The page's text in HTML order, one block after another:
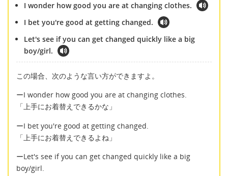
I wonder how good you are at changing clothes.
I bet you're good at getting changed.
Let's see if you can get changed quickly like a big
boy/girl.
この場合、次のような言い方ができますよ。
ーI wonder how good you are at changing clothes.
「上手にお着替えできるかな」
ーI bet you're good at getting changed.
「上手にお着替えできるよね」
ーLet's see if you can get changed quickly like a big
boy/girl.